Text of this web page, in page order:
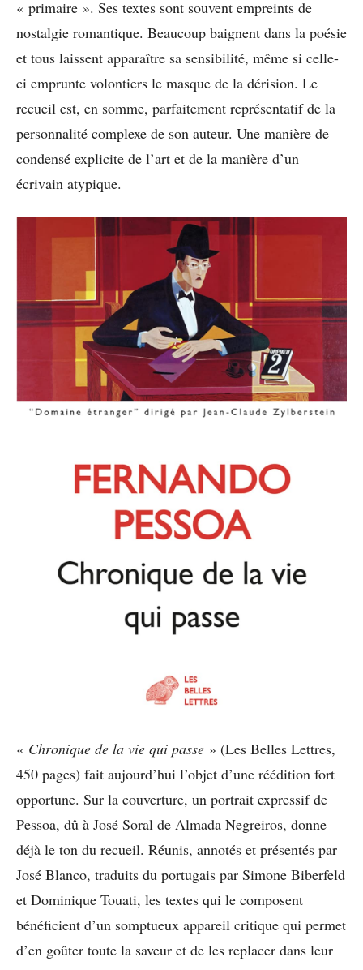
« primaire ». Ses textes sont souvent empreints de
nostalgie romantique. Beaucoup baignent dans la poésie
et tous laissent apparaître sa sensibilité, même si celle-
ci emprunte volontiers le masque de la dérision. Le
recueil est, en somme, parfaitement représentatif de la
personnalité complexe de son auteur. Une manière de
condensé explicite de l’art et de la manière d’un
écrivain atypique.
« Chronique de la vie qui passe » (Les Belles Lettres,
450 pages) fait aujourd’hui l’objet d’une réédition fort
opportune. Sur la couverture, un portrait expressif de
Pessoa, dû à José Soral de Almada Negreiros, donne
déjà le ton du recueil. Réunis, annotés et présentés par
José Blanco, traduits du portugais par Simone Biberfeld
et Dominique Touati, les textes qui le composent
bénéficient d’un somptueux appareil critique qui permet
d’en goûter toute la saveur et de les replacer dans leur